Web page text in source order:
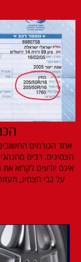
אחד הגורמים
הצמיגים. רבים
אינם יודעים לקרוא
על גבי הצמיג,